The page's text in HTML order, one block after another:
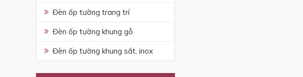
Đèn ốp tường trang trí
Đèn ốp tường khung gỗ
Đèn ốp tường khung sắt, inox